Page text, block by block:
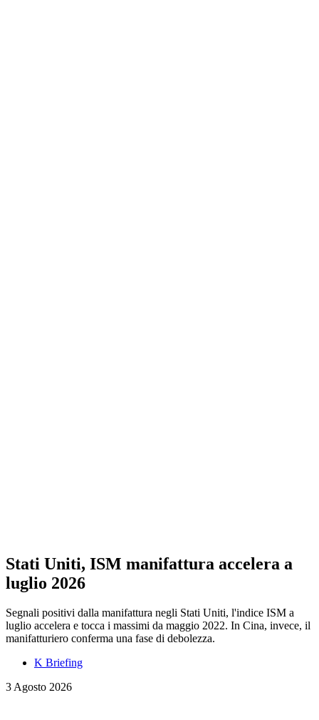
Stati Uniti, ISM manifattura accelera a
luglio 2026
Segnali positivi dalla manifattura negli Stati Uniti, l'indice ISM a
luglio accelera e tocca i massimi da maggio 2022. In Cina, invece, il
manifatturiero conferma una fase di debolezza.
K Briefing
3 Agosto 2026